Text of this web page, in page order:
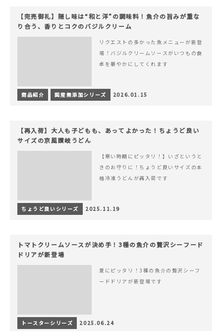
【完売御礼】隠し味は“和と洋”の調味料！魚介の旨みが重な
り合う、香りとコクのバジルクリーム
リクエストの多かった魚メニューが新登
場！バジルクリームソースがいつもの食
卓を華やかにしてくれます
商品紹介 国産無添加シリーズ 2026.01.15
【再入荷】大人も子どもも、あってよかった！ちょうど良い
サイズの京風讃岐うどん
【寒い時期にピッタリ！】いざというと
きのお守りに！ちょうど良いサイズの本
格冷凍うどんが再入荷です
ちょうど良いシリーズ 2025.11.19
トマトクリームソースが決め手！3種の魚介の贅沢シーフード
ドリアが新登場
夏にピッタリ！3種の魚介の贅沢シーフ
ードドリアが新登場です
トースターシリーズ 2025.06.24